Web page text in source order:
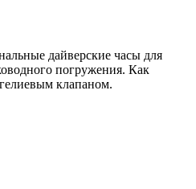
дайверские часы для
погружения. Как
клапаном.